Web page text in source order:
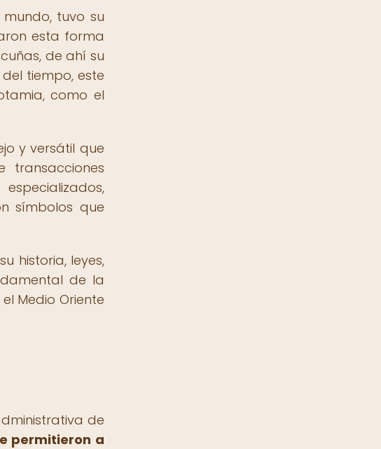
tuvo su
esta forma
de ahí su
tiempo, este
como el
y versátil que
símbolos que
historia, leyes,
de la
Medio Oriente
de
permitieron a